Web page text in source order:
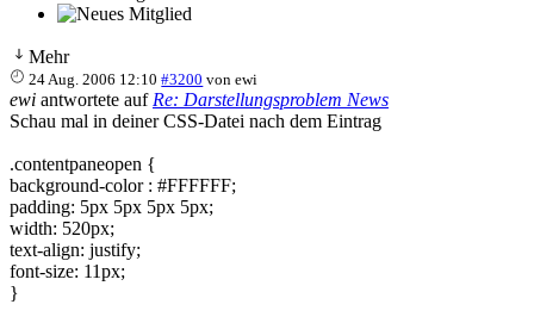
Mehr
24 Aug. 2006 12:10 #3200 vonewi
ewi antwortete auf Re: Darstellungsproblem News
Schau mal in deiner CSS-Datei nach dem Eintrag
.contentpaneopen {
background-color : #FFFFFF;
padding: 5px 5px 5px 5px;
width: 520px;
text-align: justify;
font-size: 11px;
}